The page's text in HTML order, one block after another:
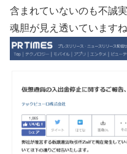
含まれていないのも不誠
魂胆が見え透いていますね